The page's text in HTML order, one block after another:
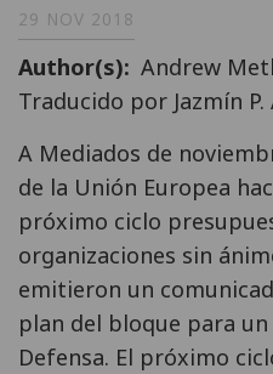
29 NOV 2018
Author(s)
Andrew
Traducido por Jazmín
A Mediados de
de la Unión Europea
próximo ciclo
organizaciones sin
emitieron un
plan del bloque para
Defensa. El próximo